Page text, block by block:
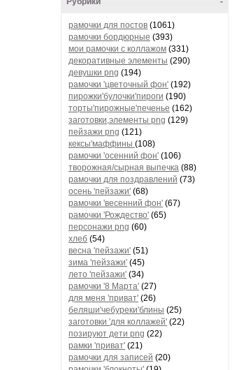
рамочки для постов (1061)
рамочки бордюрные (393)
мои рамочки с коллажом (331)
декоративные элементы (290)
девушки png (194)
рамочки 'цветочный фон' (192)
пирожки'булочки'пироги (190)
торты'пирожные'печенье (162)
заготовки,элементы png (129)
пейзажи png (121)
кексы'маффины (108)
рамочки 'осенний фон' (106)
творожная/сырная выпечка (88)
рамочки для поздравлений (73)
осень 'пейзажи' (68)
рамочки 'весенний фон' (67)
рамочки 'Рождество' (65)
персонажи png (60)
хлеб (54)
весна 'пейзажи' (51)
зима 'пейзажи' (45)
лето 'пейзажи' (34)
рамочки '8 Марта' (27)
для меня 'приват' (26)
беляши'чебуреки'блины (25)
заготовки 'для коллажей' (22)
позируют дети png (22)
рамки 'приват' (21)
рамочки для записей (20)